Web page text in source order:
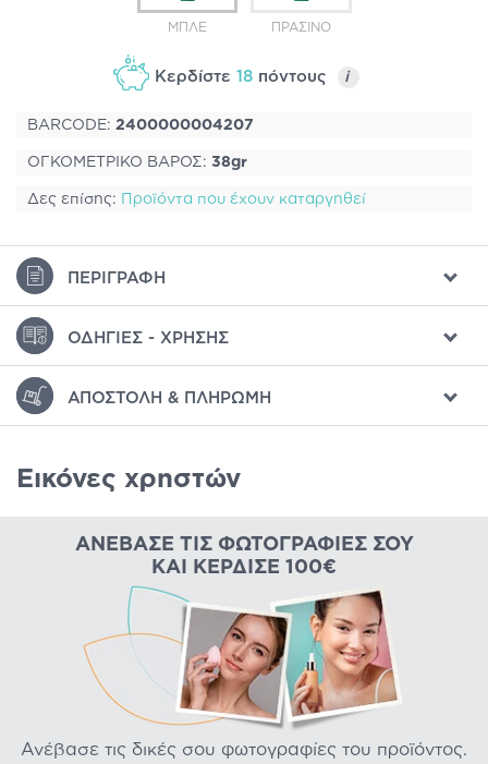
ΜΠΛΕ ΠΡΆΣΙΝΟ
Κερδίστε 18πόντους i
BARCODE: 2400000004207
ΟΓΚΟΜΕΤΡΙΚΟ ΒΑΡΟΣ: 38gr
Δες επίσης: Προϊόντα που έχουν καταργηθεί
ΠΕΡΙΓΡΑΦΉ
ΟΔΗΓΊΕΣ - ΧΡΉΣΗΣ
ΑΠΟΣΤΟΛΉ & ΠΛΗΡΩΜΉ
Εικόνες χρηστών
ΑΝΈΒΑΣΕ ΤΙΣ ΦΩΤΟΓΡΑΦΊΕΣ ΣΟΥ
ΚΑΙ ΚΈΡΔΙΣΕ 100€
Ανέβασε τις δικές σου φωτογραφίες του προϊόντος.